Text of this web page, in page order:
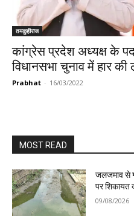
तमकुहीराज
कांग्रेस प्रदेश अध्यक्ष के
विधानसभा चुनाव में हार की
Prabhat - 16/03/2022
MOST READ
जलजमाव से
पर शिकायत
09/08/2026